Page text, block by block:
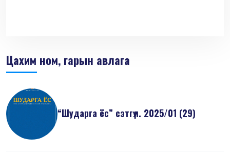
Цахим ном, гарын авлага
“Шударга ёс” сэтгүүл. 2025/01 (29)